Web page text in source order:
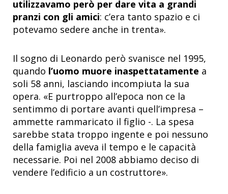
utilizzavamo però per dare vita a grandi
pranzi con gli amici: c’era tanto spazio e ci
potevamo sedere anche in trenta».
Il sogno di Leonardo però svanisce nel 1995,
quando l’uomo muore inaspettatamente a
soli 58 anni, lasciando incompiuta la sua
opera. «E purtroppo all’epoca non ce la
sentimmo di portare avanti quell’impresa –
ammette rammaricato il figlio -. La spesa
sarebbe stata troppo ingente e poi nessuno
della famiglia aveva il tempo e le capacità
necessarie. Poi nel 2008 abbiamo deciso di
vendere l’edificio a un costruttore».